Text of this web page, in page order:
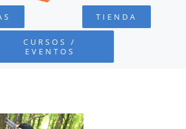
TIENDA
CURSOS /
EVENTOS